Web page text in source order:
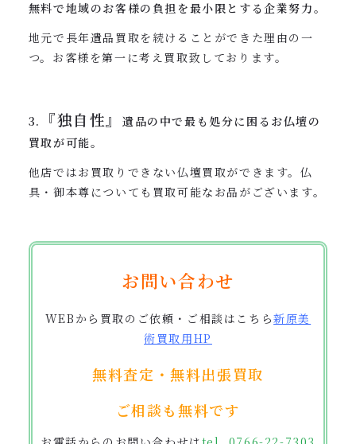
無料で地域のお客様の負担を最小限とする企業努力。
地元で長年遺品買取を続けることができた理由の一
つ。お客様を第一に考え買取致しております。
3. 『独自性』遺品の中で最も処分に困るお仏壇の
買取が可能。
他店ではお買取りできない仏壇買取ができます。仏
具・御本尊についても買取可能なお品がございます。
お問い合わせ
WEBから買取のご依頼・ご相談はこちら新原美
術買取用HP
無料査定・無料出張買取
ご相談も無料です